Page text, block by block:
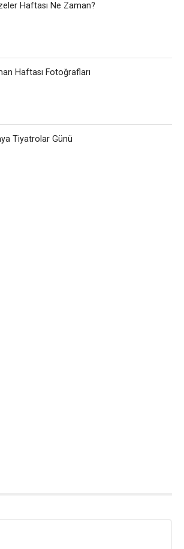
Haftası Ne Zaman?
Haftası Fotoğrafları
Tiyatrolar Günü